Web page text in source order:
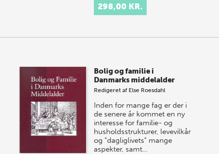
298,00 KR.
Bolig og familie i
Danmarks middelalder
Redigeret af Else Roesdahl
Inden for mange fag er der i
de senere år kommet en ny
interesse for familie- og
husholdsstrukturer, levevilkår
og "dagliglivets" mange
aspekter, samt…